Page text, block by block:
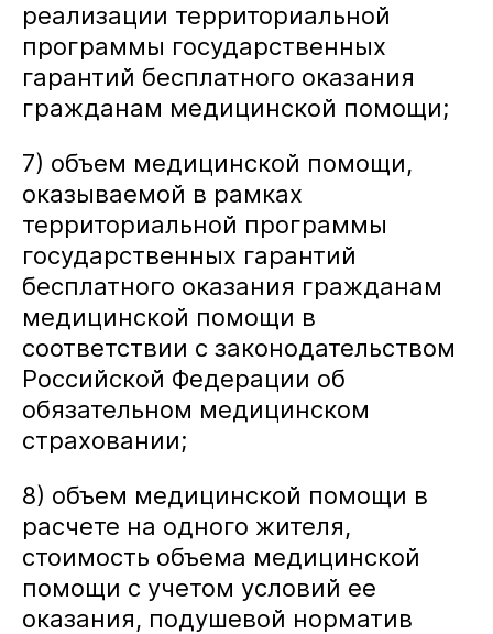
реализации территориальной
программы государственных
гарантий бесплатного оказания
гражданам медицинской помощи;
7) объем медицинской помощи,
оказываемой в рамках
территориальной программы
государственных гарантий
бесплатного оказания гражданам
медицинской помощи в
соответствии с законодательством
Российской Федерации об
обязательном медицинском
страховании;
8) объем медицинской помощи в
расчете на одного жителя,
стоимость объема медицинской
помощи с учетом условий ее
оказания, подушевой норматив